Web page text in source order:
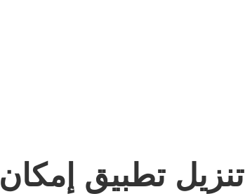
تنزيل تطبيق إمكان